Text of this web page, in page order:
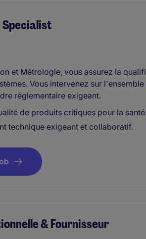
et Métrologie, vous assurez la
Vous intervenez sur
réglementaire exigeant.
de produits critiques pour la santé.
technique exigeant et collaboratif.
& Fournisseur